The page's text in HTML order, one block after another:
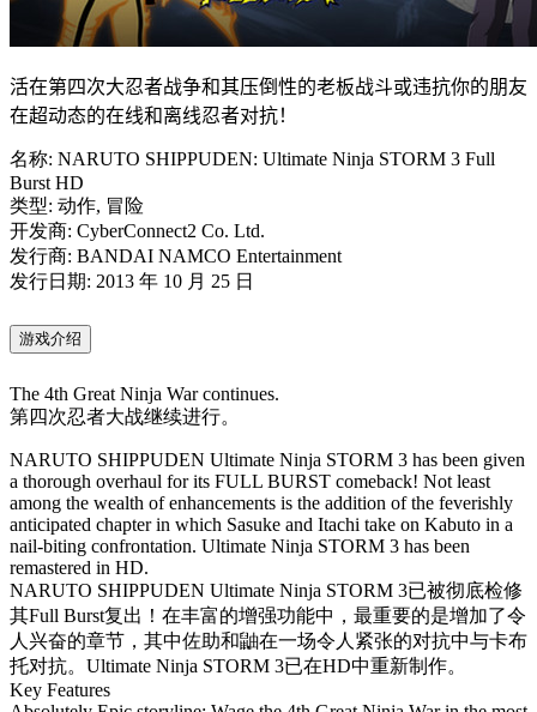
活在第四次大忍者战争和其压倒性的老板战斗或违抗你的朋友
在超动态的在线和离线忍者对抗！
名称: NARUTO SHIPPUDEN: Ultimate Ninja STORM 3 Full
Burst HD
类型: 动作, 冒险
开发商: CyberConnect2 Co. Ltd.
发行商: BANDAI NAMCO Entertainment
发行日期: 2013 年 10 月 25 日
游戏介绍
The 4th Great Ninja War continues.
第四次忍者大战继续进行。
NARUTO SHIPPUDEN Ultimate Ninja STORM 3 has been given
a thorough overhaul for its FULL BURST comeback! Not least
among the wealth of enhancements is the addition of the feverishly
anticipated chapter in which Sasuke and Itachi take on Kabuto in a
nail-biting confrontation. Ultimate Ninja STORM 3 has been
remastered in HD.
NARUTO SHIPPUDEN Ultimate Ninja STORM 3已被彻底检修
其Full Burst复出！在丰富的增强功能中，最重要的是增加了令
人兴奋的章节，其中佐助和鼬在一场令人紧张的对抗中与卡布
托对抗。Ultimate Ninja STORM 3已在HD中重新制作。
Key Features